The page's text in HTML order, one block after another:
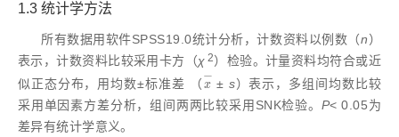
1.3 统计学方法
所有数据用软件SPSS19.0统计分析，计数资料以例数（n）
表示，计数资料比较采用卡方（χ 2）检验。计量资料均符合或近
似正态分布，用均数±标准差 （ x
−
x- ± s）表示，多组间均数比较
采用单因素方差分析，组间两两比较采用SNK检验。 P< 0.05为
差异有统计学意义。